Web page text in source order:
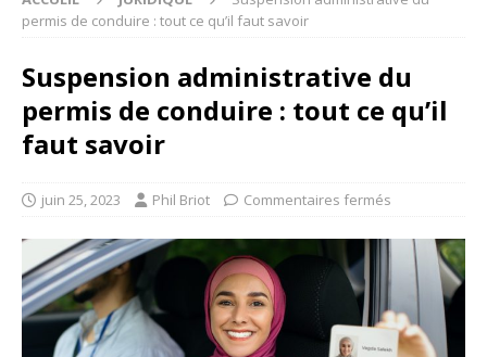
permis de conduire : tout ce qu’il faut savoir
Suspension administrative du
permis de conduire : tout ce qu’il
faut savoir
juin 25, 2023 Phil Briot Commentaires fermés